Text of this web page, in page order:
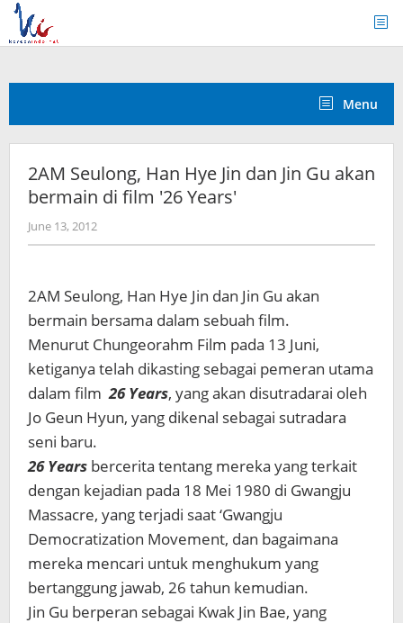
Skip
content
Menu
2AM Seulong, Han Hye Jin dan Jin Gu akan
bermain di film '26 Years'
June 13, 2012by
Koreanindo
2AM Seulong, Han Hye Jin dan Jin Gu akan
bermain bersama dalam sebuah film.
Menurut Chungeorahm Film pada 13 Juni,
ketiganya telah dikasting sebagai pemeran utama
dalam film26 Years, yang akan disutradarai oleh
Jo Geun Hyun, yang dikenal sebagai sutradara
seni baru.
26 Years bercerita tentang mereka yang terkait
dengan kejadian pada 18 Mei 1980 di Gwangju
Massacre, yang terjadi saat ‘Gwangju
Democratization Movement, dan bagaimana
mereka mencari untuk menghukum yang
bertanggung jawab, 26 tahun kemudian.
Jin Gu berperan sebagai Kwak Jin Bae, yang